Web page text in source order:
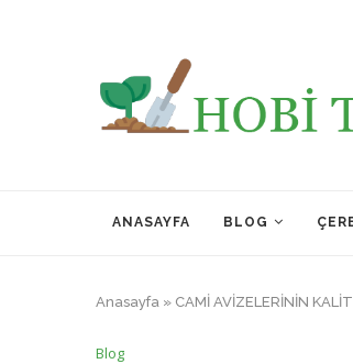
ANASAYFA BLOG
Anasayfa » CAMİ AVİZELERİNİN
Blog